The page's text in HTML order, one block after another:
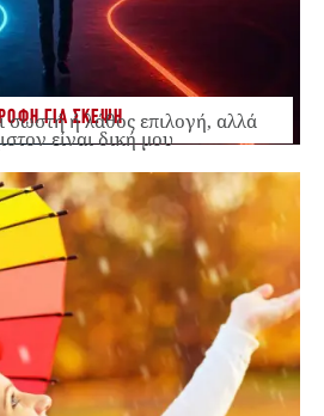
ΓΙΑ ΣΚΕΨΗ
σωστή ή λάθος επιλογή, αλλά
είναι δική μου